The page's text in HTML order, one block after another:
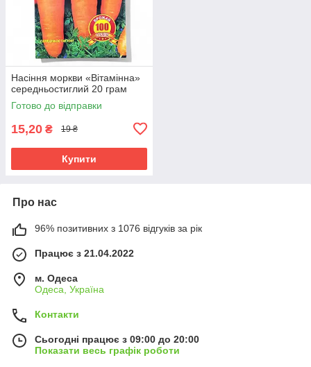
Насіння моркви «Вітамінна»
середньостиглий 20 грам
Готово до відправки
15,20 ₴ 19 ₴
Купити
Про нас
96% позитивних з 1076 відгуків за рік
Працює з 21.04.2022
м. Одеса
Одеса, Україна
Контакти
Сьогодні працює з 09:00 до 20:00
Показати весь графік роботи